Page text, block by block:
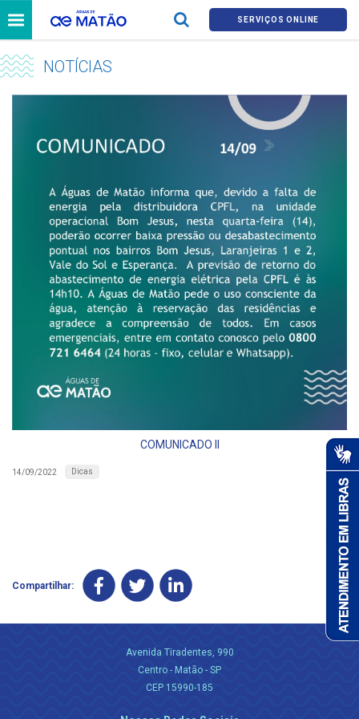
SERVIÇOS ONLINE
NOTÍCIAS
COMUNICADO II
14/09/2022 Dicas
Compartilhar:
Avenida Tiradentes, 990
Centro - Matão - SP
CEP 15990-185